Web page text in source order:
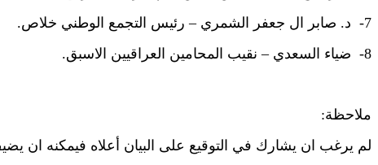
7- د. صابر ال جعفر الشمري – رئيس التجمع الوطني خلاص.
8- ضياء السعدي – نقيب المحامين العراقيين الاسبق.
ملاحظة:
لم يرغب ان يشارك في التوقيع على البيان أعلاه فيمكنه ان